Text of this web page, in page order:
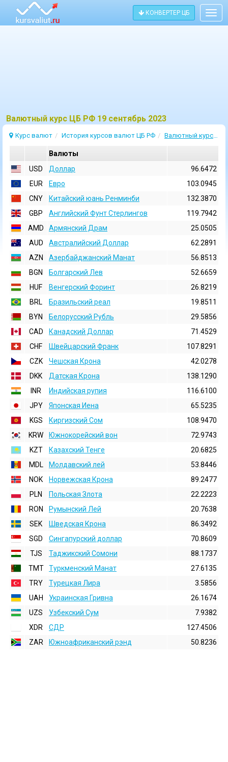
КОНВЕРТЕР ЦБ
Bалютный курс ЦБ РФ 19 сентябрь 2023
Курс валют История курсов валют ЦБ РФ Валютный курс 19 Сентябрь 2023
Валюты
USD
Доллар
96.6472
EUR
Евро
103.0945
CNY
Китайский юань Ренминби
132.3870
GBP
Английский Фунт Стерлингов
119.7942
AMD
Армянский Драм
25.0505
AUD
Австралийский Доллар
62.2891
AZN
Азербайджанский Манат
56.8513
BGN
Болгарский Лев
52.6659
HUF
Венгерский Форинт
26.8219
BRL
Бразильский реал
19.8511
BYN
Белорусский Рубль
29.5856
CAD
Канадский Доллар
71.4529
CHF
Швейцарский Франк
107.8291
CZK
Чешская Крона
42.0278
DKK
Датская Крона
138.1290
INR
Индийская pупия
116.6100
JPY
Японская Иена
65.5235
KGS
Киргизский Сом
108.9470
KRW
Южнокорейский вон
72.9743
KZT
Казахский Тенге
20.6825
MDL
Молдавский лей
53.8446
NOK
Норвежская Крона
89.2477
PLN
Польская Злота
22.2223
RON
Румынский Лей
20.7638
SEK
Шведская Крона
86.3492
SGD
Сингапурский доллар
70.8609
TJS
Таджикский Сомони
88.1737
TMT
Туркменский Манат
27.6135
TRY
Турецкая Лира
3.5856
UAH
Украинская Гривна
26.1674
UZS
Узбекский Сум
7.9382
XDR
СДР
127.4506
ZAR
Южноафриканский рэнд 50.8236